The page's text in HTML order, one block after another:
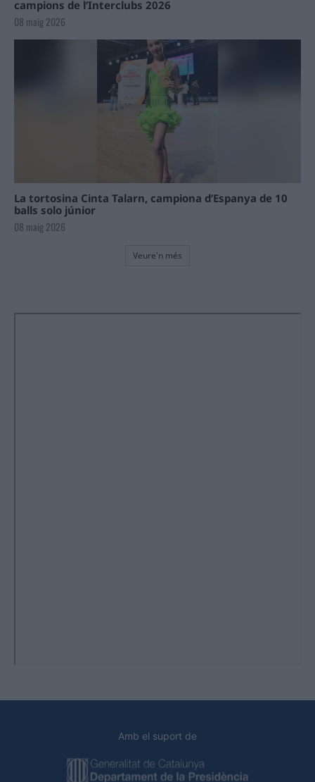
campions de l’Interclubs 2026
08 maig 2026
La tortosina Cinta Talarn, campiona d’Espanya de 10
balls solo júnior
08 maig 2026
Veure'n més
Amb el suport de